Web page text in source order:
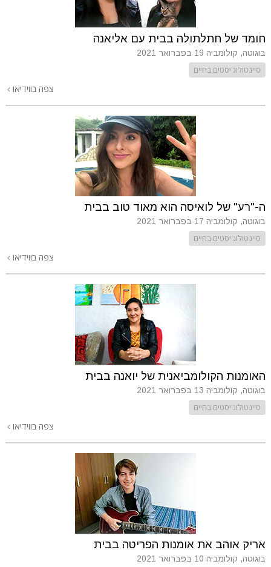
חומד של חתלתולה בבית עם אליאנה
בוגוטה, קולומביה 19 בפברואר 2021
סיינטולוג'יסטים בחיים
צפה בווידיאו
ה-"רע" של לואיסה הוא מאוד טוב בבית
בוגוטה, קולומביה 17 בפברואר 2021
סיינטולוג'יסטים בחיים
צפה בווידיאו
האומנות הקולומביאנית של יואנה בבית
בוגוטה, קולומביה 13 בפברואר 2021
סיינטולוג'יסטים בחיים
צפה בווידיאו
אריק אוהב את אומנות הפריטה בבית
בוגוטה, קולומביה 10 בפברואר 2021